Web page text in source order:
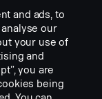
versio.
musta
and ads, to
our
your use of
and
you are
being